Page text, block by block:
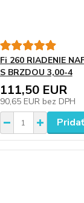
Fi 260 RIADENIE
S BRZDOU 3,00-4
111,50 EUR
90,65 EUR bez DPH